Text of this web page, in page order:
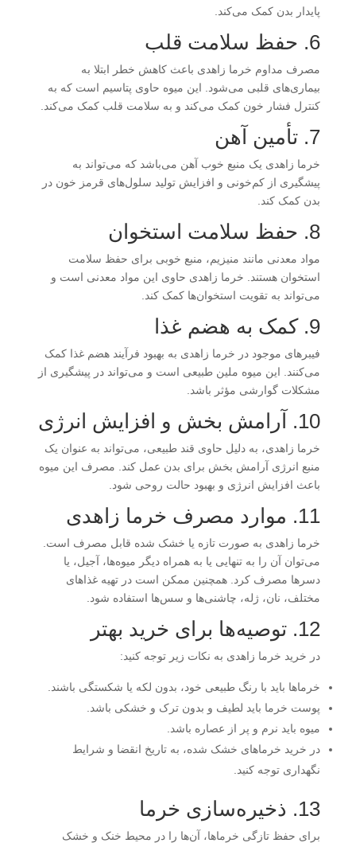
پایدار بدن کمک می‌کند.
6. حفظ سلامت قلب
مصرف مداوم خرما زاهدی باعث کاهش خطر ابتلا به
بیماری‌های قلبی می‌شود. این میوه حاوی پتاسیم است که به
کنترل فشار خون کمک می‌کند و به سلامت قلب کمک می‌کند.
7. تأمین آهن
خرما زاهدی یک منبع خوب آهن می‌باشد که می‌تواند به
پیشگیری از کم‌خونی و افزایش تولید سلول‌های قرمز خون در
بدن کمک کند.
8. حفظ سلامت استخوان
مواد معدنی مانند منیزیم، منبع خوبی برای حفظ سلامت
استخوان هستند. خرما زاهدی حاوی این مواد معدنی است و
می‌تواند به تقویت استخوان‌ها کمک کند.
9. کمک به هضم غذا
فیبرهای موجود در خرما زاهدی به بهبود فرآیند هضم غذا کمک
می‌کنند. این میوه ملین طبیعی است و می‌تواند در پیشگیری از
مشکلات گوارشی مؤثر باشد.
10. آرامش بخش و افزایش انرژی
خرما زاهدی، به دلیل حاوی قند طبیعی، می‌تواند به عنوان یک
منبع انرژی آرامش بخش برای بدن عمل کند. مصرف این میوه
باعث افزایش انرژی و بهبود حالت روحی شود.
11. موارد مصرف خرما زاهدی
خرما زاهدی به صورت تازه یا خشک شده قابل مصرف است.
می‌توان آن را به تنهایی یا به همراه دیگر میوه‌ها، آجیل، یا
دسرها مصرف کرد. همچنین ممکن است در تهیه غذاهای
مختلف، نان، ژله، چاشنی‌ها و سس‌ها استفاده شود.
12. توصیه‌ها برای خرید بهتر
در خرید خرما زاهدی به نکات زیر توجه کنید:
خرماها باید با رنگ طبیعی خود، بدون لکه یا شکستگی باشند.
پوست خرما باید لطیف و بدون ترک و خشکی باشد.
میوه باید نرم و پر از عصاره باشد.
در خرید خرماهای خشک شده، به تاریخ انقضا و شرایط
نگهداری توجه کنید.
13. ذخیره‌سازی خرما
برای حفظ تازگی خرماها، آن‌ها را در محیط خنک و خشک